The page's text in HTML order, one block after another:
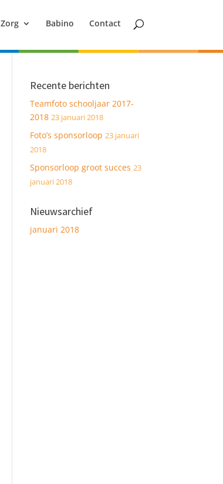
Zorg Babino Contact
Recente berichten
Teamfoto schooljaar 2017-
2018 23 januari 2018
Foto’s sponsorloop 23 januari
2018
Sponsorloop groot succes 23
januari 2018
Nieuwsarchief
januari 2018